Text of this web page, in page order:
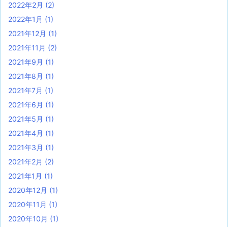
2022年2月 (2)
2022年1月 (1)
2021年12月 (1)
2021年11月 (2)
2021年9月 (1)
2021年8月 (1)
2021年7月 (1)
2021年6月 (1)
2021年5月 (1)
2021年4月 (1)
2021年3月 (1)
2021年2月 (2)
2021年1月 (1)
2020年12月 (1)
2020年11月 (1)
2020年10月 (1)